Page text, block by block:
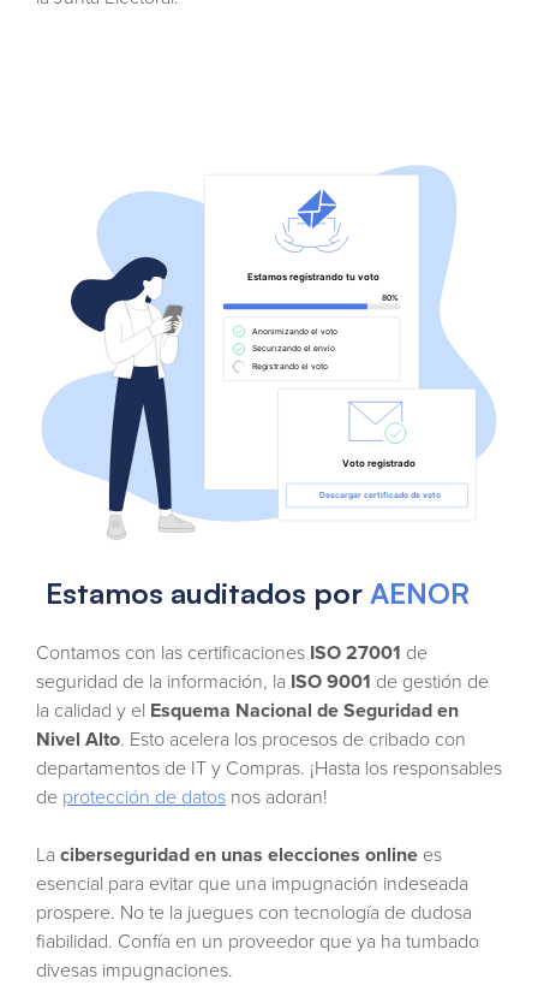
Estamos auditados por AENOR
Contamos con las certificaciones ISO 27001 de
seguridad de la información, la ISO 9001 de gestión de
la calidad y el Esquema Nacional de Seguridad en
Nivel Alto. Esto acelera los procesos de cribado con
departamentos de IT y Compras. ¡Hasta los responsables
de protección de datos nos adoran!
La ciberseguridad en unas elecciones online es
esencial para evitar que una impugnación indeseada
prospere. No te la juegues con tecnología de dudosa
fiabilidad. Confía en un proveedor que ya ha tumbado
divesas impugnaciones.